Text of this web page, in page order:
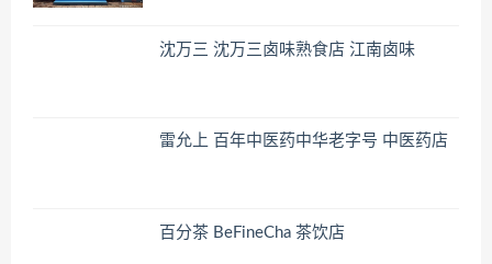
沈万三 沈万三卤味熟食店 江南卤味
雷允上 百年中医药中华老字号 中医药店
百分茶 BeFineCha 茶饮店